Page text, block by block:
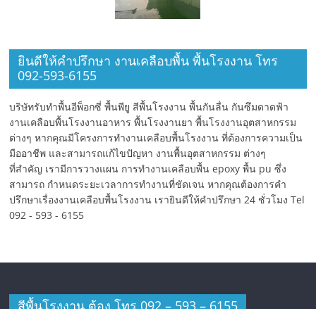
ยินดีให้คำปรึกษา งานเคลือบพื้น พื้นโรงงาน โทร
092-593-6155
บริษัทรับทำพื้นอีพ็อกซี่ พื้นพียู สีพื้นโรงงาน พื้นกันลื่น กันซึมดาดฟ้า
งานเคลือบพื้นโรงงานอาหาร พื้นโรงงานยา พื้นโรงงานอุตสาหกรรม
ต่างๆ หากคุณมีโครงการทำงานเคลือบพื้นโรงงาน ที่ต้องการความเป็น
มืออาชีพ และสามารถแก้ไขปัญหา งานพื้นอุตสาหกรรม ต่างๆ
ที่สำคัญ เรามีการวางแผน การทำงานเคลือบพื้น epoxy พื้น pu ซึ่ง
สามารถ กำหนดระยะเวลาการทำงานที่ชัดเจน หากคุณต้องการคำ
ปรึกษาเรื่องงานเคลือบพื้นโรงงาน เรายินดีให้คำปรึกษา 24 ชั่วโมง Tel
092 - 593 - 6155